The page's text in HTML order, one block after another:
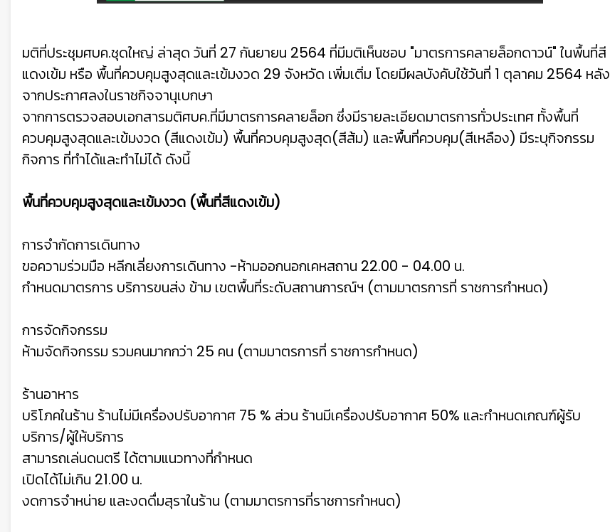
มติที่ประชุมศบค.ชุดใหญ่ ล่าสุด วันที่ 27 กันยายน 2564 ที่มีมติเห็นชอบ "มาตรการคลายล็อกดาวน์" ในพื้นที่สี
แดงเข้ม หรือ พื้นที่ควบคุมสูงสุดและเข้มงวด 29 จังหวัด เพิ่มเติ่ม โดยมีผลบังคับใช้วันที่ 1 ตุลาคม 2564 หลัง
จากประกาศลงในราชกิจจานุเบกษา
จากการตรวจสอบเอกสารมติศบค.ที่มีมาตรการคลายล็อก ซึ่งมีรายละเอียดมาตรการทั่วประเทศ ทั้งพื้นที่
ควบคุมสูงสุดและเข้มงวด (สีแดงเข้ม) พื้นที่ควบคุมสูงสุด(สีส้ม) และพื้นที่ควบคุม(สีเหลือง) มีระบุกิจกรรม
กิจการ ที่ทำได้และทำไม่ได้ ดังนี้
พื้นที่ควบคุมสูงสุดและเข้มงวด (พื้นที่สีแดงเข้ม)
การจำกัดการเดินทาง
ขอความร่วมมือ หลีกเลี่ยงการเดินทาง -ห้ามออกนอกเคหสถาน 22.00 - 04.00 น.
กําหนดมาตรการ บริการขนส่ง ข้าม เขตพื้นที่ระดับสถานการณ์ฯ (ตามมาตรการที่ ราชการกําหนด)
การจัดกิจกรรม
ห้ามจัดกิจกรรม รวมคนมากกว่า 25 คน (ตามมาตรการที่ ราชการกําหนด)
ร้านอาหาร
บริโภคในร้าน ร้านไม่มีเครื่องปรับอากาศ 75 % ส่วน ร้านมีเครื่องปรับอากาศ 50% และกําหนดเกณฑ์ผู้รับ
บริการ/ผู้ให้บริการ
สามารถเล่นดนตรี ได้ตามแนวทางที่กําหนด
เปิดได้ไม่เกิน 21.00 น.
งดการจําหน่าย และงดดื่มสุราในร้าน (ตามมาตรการที่ราชการกําหนด)